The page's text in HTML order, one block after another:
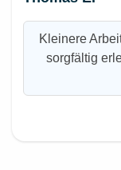
Kleinere
sorgfältig